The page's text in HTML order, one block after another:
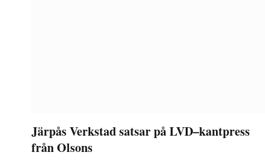
Järpås Verkstad satsar på LVD–kantpress
från Olsons